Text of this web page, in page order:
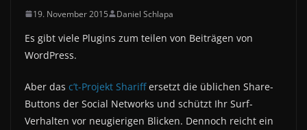
19. November 2015 Daniel Schlapa
Es gibt viele Plugins zum teilen von Beiträgen von
WordPress.
Aber das c’t-Projekt Shariffersetzt die üblichen Share-
Buttons der Social Networks und schützt Ihr Surf-
Verhalten vor neugierigen Blicken. Dennoch reicht ein